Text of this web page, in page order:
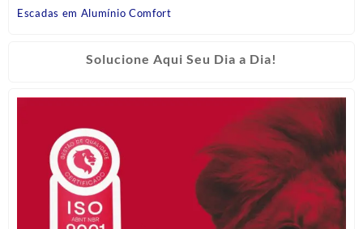
Escadas em Alumínio Comfort
Solucione Aqui Seu Dia a Dia!